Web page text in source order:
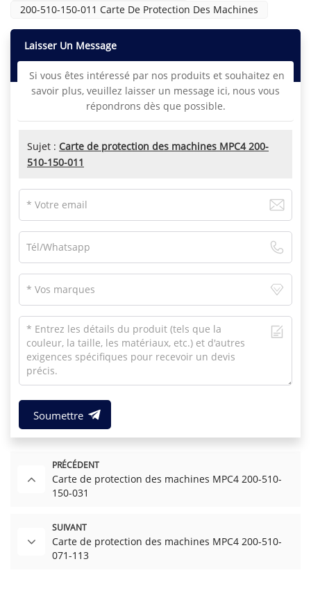
200-510-150-011 Carte De Protection Des Machines
Laisser Un Message
Si vous êtes intéressé par nos produits et souhaitez en
savoir plus, veuillez laisser un message ici, nous vous
répondrons dès que possible.
Sujet : Carte de protection des machines MPC4 200-
510-150-011
Soumettre
PRÉCÉDENT
Carte de protection des machines MPC4 200-510-
150-031
SUIVANT
Carte de protection des machines MPC4 200-510-
071-113